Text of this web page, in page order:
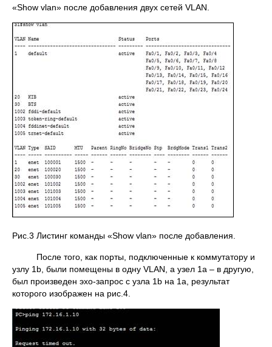
«Show vlan» после добавления двух сетей VLAN.
Рис.3 Листинг команды «Show vlan» после добавления.
После того, как порты, подключенные к коммутатору и
узлу 1b, были помещены в одну VLAN, а узел 1а – в другую,
был произведен эхо-запрос с узла 1b на 1а, результат
которого изображен на рис.4.